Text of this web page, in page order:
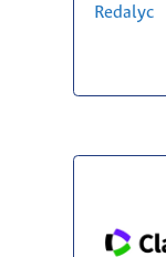
Redalyc